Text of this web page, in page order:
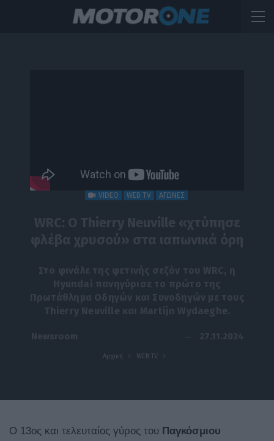
VIDEO WEB TV ΑΓΩΝΕΣ
WRC: Ο Thierry Neuville «χτύπησε
φλέβα χρυσού» στα ιαπωνικά όρη
Στο φινάλε της φετινής σεζόν του WRC, η
Hyundai πανηγύρισε το πρώτο της
Πρωτάθλημα Οδηγών και Συνοδηγών με τους
Thierry Neuville και Martijn Wydaeghe.
Newsroom 27.11.2024
Αρχική WEB TV
Ο 13ος και τελευταίος γύρος του Παγκόσμιου